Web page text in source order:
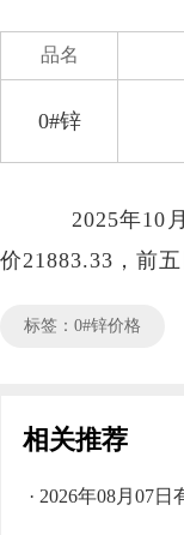
品名
0#锌
2025年10
价21883.33，前
标签：0#锌价格
相关推荐
· 2026年08月07